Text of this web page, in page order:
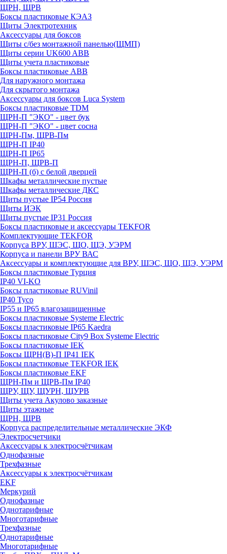
ЩРН, ЩРВ
Боксы пластиковые КЭАЗ
Щиты Электротехник
Аксессуары для боксов
Щиты с/без монтажной панелью(ЩМП)
Щиты серии UK600 ABB
Щиты учета пластиковые
Боксы пластиковые ABB
Для наружного монтажа
Для скрытого монтажа
Аксессуары для боксов Luca System
Боксы пластиковые TDM
ЩРН-П "ЭКО" - цвет бук
ЩРН-П "ЭКО" - цвет сосна
ЩРН-Пм, ЩРВ-Пм
ЩРН-П IP40
ЩРН-П IP65
ЩРН-П, ЩРВ-П
ЩРН-П (б) с белой дверцей
Шкафы металлические пустые
Шкафы металлические ДКС
Щиты пустые IP54 Россия
Щиты ИЭК
Щиты пустые IP31 Россия
Боксы пластиковые и аксессуары TEKFOR
Комплектующие TEKFOR
Корпуса ВРУ, ШЭС, ЩО, ЩЭ, УЭРМ
Корпуса и панели ВРУ ВАС
Аксессуары и комплектующие для ВРУ, ШЭС, ЩО, ЩЭ, УЭРМ
Боксы пластиковые Турция
IP40 VI-KO
Боксы пластиковые RUVinil
IP40 Тусо
IP55 и IP65 влагозащищенные
Боксы пластиковые Systeme Electric
Боксы пластиковые IP65 Kaedra
Боксы пластиковые City9 Box Systeme Electric
Боксы пластиковые IEK
Боксы ЩРН(В)-П IP41 IEK
Боксы пластиковые TEKFOR IEK
Боксы пластиковые EKF
ЩРН-Пм и ЩРВ-Пм IP40
ЩРУ, ЩУ, ЩУРН, ЩУРВ
Щиты учета Акулово заказные
Щиты этажные
ЩРН, ЩРВ
Корпуса распределительные металлические ЭКФ
Электросчетчики
Аксессуары к электросчётчикам
Однофазные
Трехфазные
Аксессуары к электросчётчикам
EKF
Меркурий
Однофазные
Однотарифные
Многотарифные
Трехфазные
Однотарифные
Многотарифные